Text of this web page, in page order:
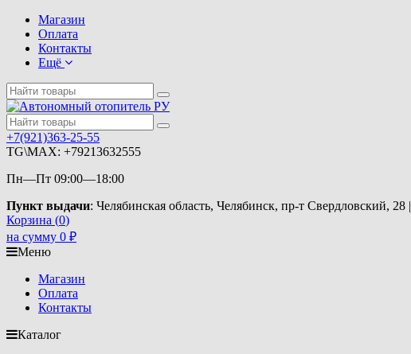
Магазин
Оплата
Контакты
Ещё
+7(921)363-25-55
TG\MAX: +79213632555
Пн—Пт 09:00—18:00
Пункт выдачи: Челябинская область, Челябинск, пр-т Свердловский, 28 |
Корзина (0)
на сумму 0 ₽
Меню
Магазин
Оплата
Контакты
Каталог